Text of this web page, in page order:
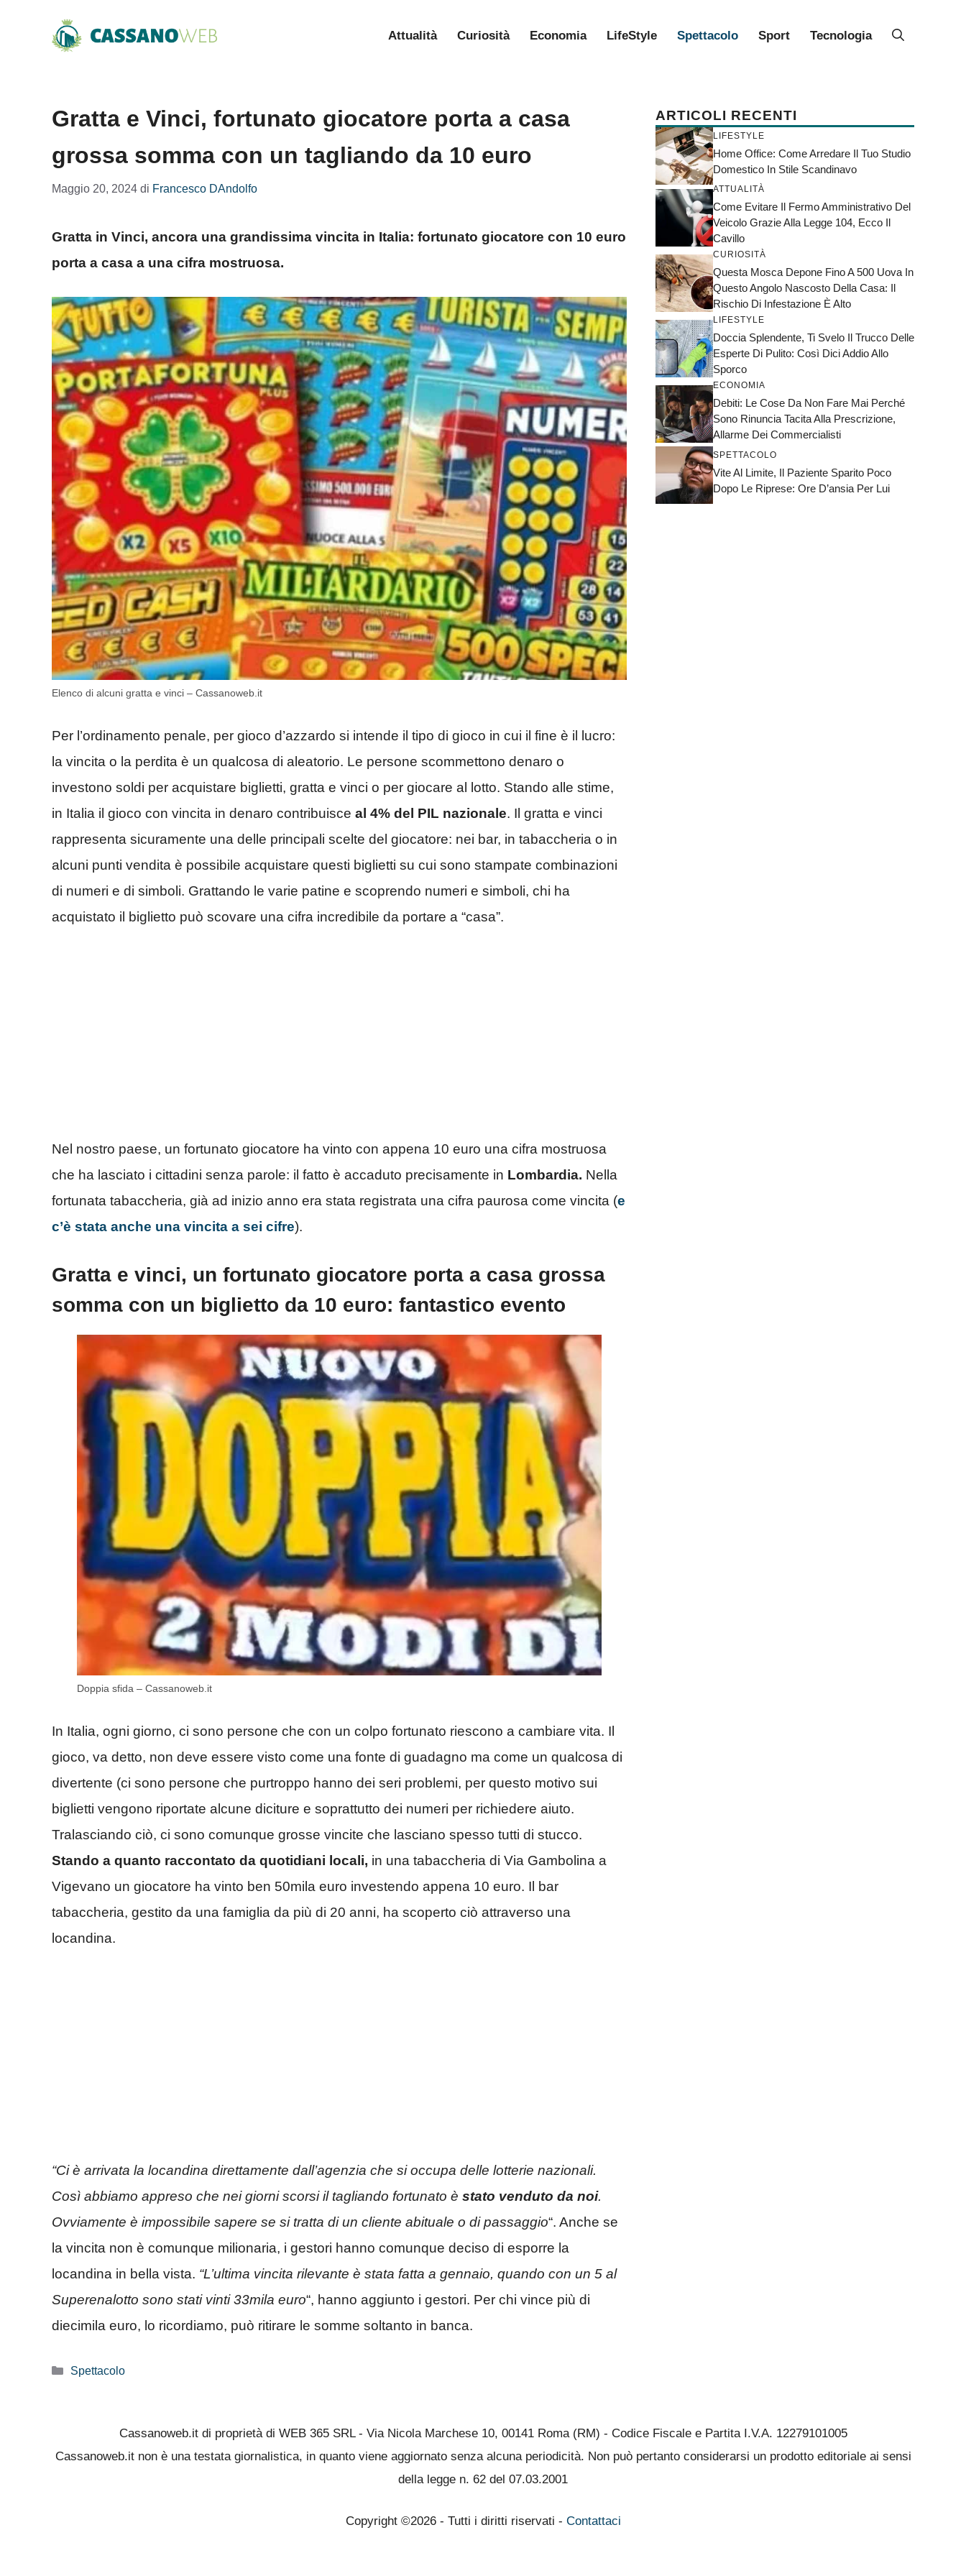
Attualità Curiosità Economia LifeStyle Spettacolo Sport Tecnologia
Gratta e Vinci, fortunato giocatore porta a casa
grossa somma con un tagliando da 10 euro
Maggio 20, 2024 di Francesco DAndolfo
Gratta in Vinci, ancora una grandissima vincita in Italia: fortunato giocatore con 10 euro
porta a casa a una cifra mostruosa.
Elenco di alcuni gratta e vinci – Cassanoweb.it
Per l’ordinamento penale, per gioco d’azzardo si intende il tipo di gioco in cui il fine è il lucro:
la vincita o la perdita è un qualcosa di aleatorio. Le persone scommettono denaro o
investono soldi per acquistare biglietti, gratta e vinci o per giocare al lotto. Stando alle stime,
in Italia il gioco con vincita in denaro contribuisce al 4% del PIL nazionale. Il gratta e vinci
rappresenta sicuramente una delle principali scelte del giocatore: nei bar, in tabaccheria o in
alcuni punti vendita è possibile acquistare questi biglietti su cui sono stampate combinazioni
di numeri e di simboli. Grattando le varie patine e scoprendo numeri e simboli, chi ha
acquistato il biglietto può scovare una cifra incredibile da portare a “casa”.
Nel nostro paese, un fortunato giocatore ha vinto con appena 10 euro una cifra mostruosa
che ha lasciato i cittadini senza parole: il fatto è accaduto precisamente in Lombardia. Nella
fortunata tabaccheria, già ad inizio anno era stata registrata una cifra paurosa come vincita (e
c’è stata anche una vincita a sei cifre).
Gratta e vinci, un fortunato giocatore porta a casa grossa
somma con un biglietto da 10 euro: fantastico evento
Doppia sfida – Cassanoweb.it
In Italia, ogni giorno, ci sono persone che con un colpo fortunato riescono a cambiare vita. Il
gioco, va detto, non deve essere visto come una fonte di guadagno ma come un qualcosa di
divertente (ci sono persone che purtroppo hanno dei seri problemi, per questo motivo sui
biglietti vengono riportate alcune diciture e soprattutto dei numeri per richiedere aiuto.
Tralasciando ciò, ci sono comunque grosse vincite che lasciano spesso tutti di stucco.
Stando a quanto raccontato da quotidiani locali, in una tabaccheria di Via Gambolina a
Vigevano un giocatore ha vinto ben 50mila euro investendo appena 10 euro. Il bar
tabaccheria, gestito da una famiglia da più di 20 anni, ha scoperto ciò attraverso una
locandina.
“Ci è arrivata la locandina direttamente dall’agenzia che si occupa delle lotterie nazionali.
Così abbiamo appreso che nei giorni scorsi il tagliando fortunato è stato venduto da noi.
Ovviamente è impossibile sapere se si tratta di un cliente abituale o di passaggio“. Anche se
la vincita non è comunque milionaria, i gestori hanno comunque deciso di esporre la
locandina in bella vista. “L’ultima vincita rilevante è stata fatta a gennaio, quando con un 5 al
Superenalotto sono stati vinti 33mila euro“, hanno aggiunto i gestori. Per chi vince più di
diecimila euro, lo ricordiamo, può ritirare le somme soltanto in banca.
Categorie
Spettacolo
ARTICOLI RECENTI
LIFESTYLE
Home Office: Come Arredare Il Tuo Studio
Domestico In Stile Scandinavo
ATTUALITÀ
Come Evitare Il Fermo Amministrativo Del
Veicolo Grazie Alla Legge 104, Ecco Il
Cavillo
CURIOSITÀ
Questa Mosca Depone Fino A 500 Uova In
Questo Angolo Nascosto Della Casa: Il
Rischio Di Infestazione È Alto
LIFESTYLE
Doccia Splendente, Ti Svelo Il Trucco Delle
Esperte Di Pulito: Così Dici Addio Allo
Sporco
ECONOMIA
Debiti: Le Cose Da Non Fare Mai Perché
Sono Rinuncia Tacita Alla Prescrizione,
Allarme Dei Commercialisti
SPETTACOLO
Vite Al Limite, Il Paziente Sparito Poco
Dopo Le Riprese: Ore D’ansia Per Lui
Cassanoweb.it di proprietà di WEB 365 SRL - Via Nicola Marchese 10, 00141 Roma (RM) - Codice Fiscale e Partita I.V.A. 12279101005
Cassanoweb.it non è una testata giornalistica, in quanto viene aggiornato senza alcuna periodicità. Non può pertanto considerarsi un prodotto editoriale ai sensi
della legge n. 62 del 07.03.2001
Copyright ©2026 - Tutti i diritti riservati - Contattaci